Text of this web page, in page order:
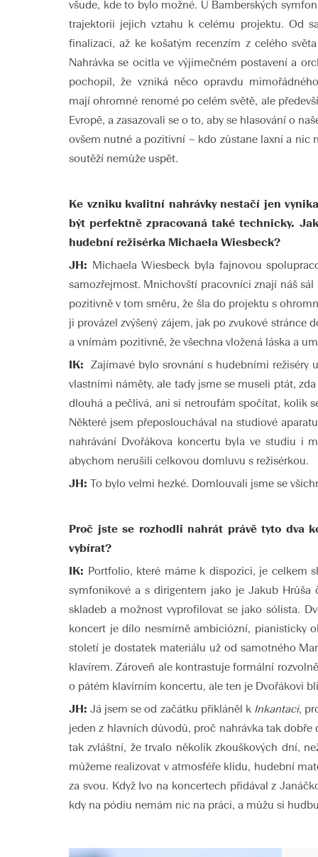
všude, kde to bylo možné. U Bamberských
trajektorii jejich vztahu k celému projektu. Od
finalizaci, až ke košatým recenzím z celého
Nahrávka se ocitla ve výjimečném postavení a
pochopil, že vzniká něco opravdu
mají ohromné renomé po celém světě, ale
Evropě, a zasazovali se o to, aby se hlasování o
ovšem nutné a pozitivní – kdo zůstane laxní a nic
soutěží nemůže uspět.
Ke vzniku kvalitní nahrávky nestačí jen
být perfektně zpracovaná také technicky.
hudební režisérka Michaela Wiesbeck?
JH: Michaela Wiesbeck byla fajnovou
samozřejmost. Mnichovští pracovníci znají náš
pozitivně v tom směru, že šla do projektu s
ji provázel zvýšený zájem, jak po zvukové stránce
a vnímám pozitivně, že všechna vložená láska a
IK:Zajímavé bylo srovnání s hudebními režiséry
vlastními náměty, ale tady jsme se museli ptát,
dlouhá a pečlivá, ani si netroufám spočítat, kolik
Některé jsem přeposlouchával na studiové
nahrávání Dvořákova koncertu byla ve studiu i
abychom nerušili celkovou domluvu s režisérkou.
JH: To bylo velmi hezké. Domlouvali jsme se
Proč jste se rozhodli nahrát právě tyto dva
vybírat?
IK: Portfolio, které máme k dispozici, je celkem
symfonikové a s dirigentem jako je Jakub Hrůša
skladeb a možnost vyprofilovat se jako sólista.
koncert je dílo nesmírně ambiciózní, pianisticky
století je dostatek materiálu už od samotného
klavírem. Zároveň ale kontrastuje formální
o pátém klavírním koncertu, ale ten je Dvořákovi
JH:Já jsem se od začátku přikláněl k Inkantaci,
jeden z hlavních důvodů, proč nahrávka tak
tak zvláštní, že trvalo několik zkouškových dní,
můžeme realizovat v atmosféře klidu, hudební
za svou. Když Ivo na koncertech přidával z
kdy na pódiu nemám nic na práci, a můžu si